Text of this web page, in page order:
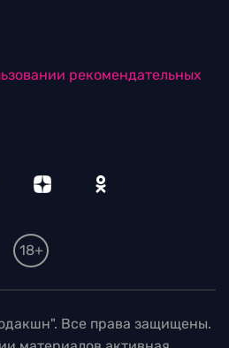
рекомендательных
18+
Все права защищены.